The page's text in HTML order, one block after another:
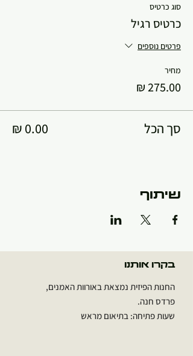
סוג כרטיס
כרטיס רגיל
פרטים נוספים
מחיר
סך הכל
שיתוף
בקרו אותנו
החנות הפיזית נמצאת באורוות האמנים,
פרדס חנה.
שעות פתיחה: בתיאום מראש